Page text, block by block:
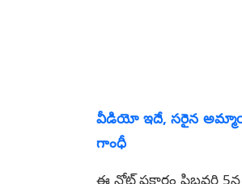
వీడియో ఇదే, సరైన అమ్మాయి
గాంధీ
ఈ నోట్ ప్రకారం ఫిబ్రవరి